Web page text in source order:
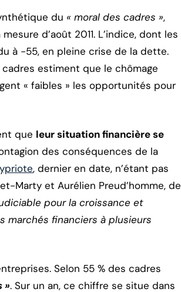
du « moral des cadres »,
d’août 2011. L’indice, dont les
à -55, en pleine crise de la dette.
estiment que le chômage
« faibles » les opportunités pour
que leur situation financière se
des conséquences de la
, dernier en date, n’étant pas
Marty et Aurélien Preud’homme, de
pour la croissance et
marchés financiers à plusieurs
Selon 55 % des cadres
». Sur un an, ce chiffre se situe dans